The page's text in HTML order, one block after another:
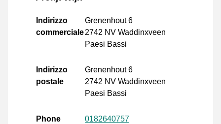
Indirizzo
commerciale
Grenenhout 6
2742 NV Waddinxveen
Paesi Bassi
Indirizzo
postale
Grenenhout 6
2742 NV Waddinxveen
Paesi Bassi
Phone
0182640757